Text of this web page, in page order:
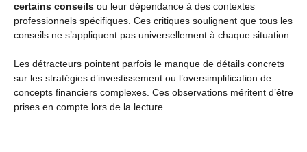
certains conseils ou leur dépendance à des contextes
professionnels spécifiques. Ces critiques soulignent que tous les
conseils ne s’appliquent pas universellement à chaque situation.
Les détracteurs pointent parfois le manque de détails concrets
sur les stratégies d’investissement ou l’oversimplification de
concepts financiers complexes. Ces observations méritent d’être
prises en compte lors de la lecture.